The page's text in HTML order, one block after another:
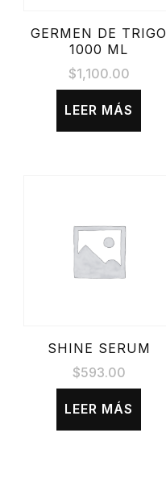
GERMEN DE TRIGO
1000 ML
$1,100.00
LEER MÁS
SHINE SERUM
$593.00
LEER MÁS